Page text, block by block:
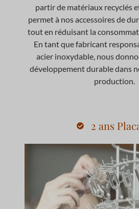
partir de matériaux recyclés
permet à nos accessoires de
tout en réduisant la
En tant que fabricant
acier inoxydable, nous
développement durable dans
production.
2 ans